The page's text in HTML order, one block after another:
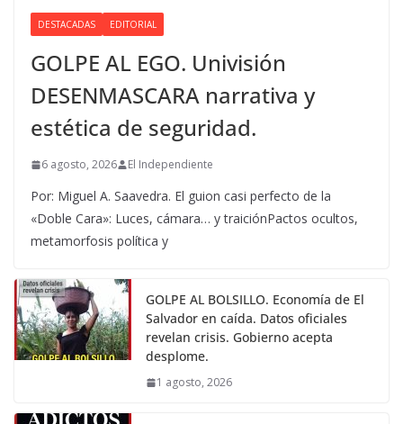
DESTACADAS EDITORIAL
GOLPE AL EGO. Univisión
DESENMASCARA narrativa y
estética de seguridad.
6 agosto, 2026 El Independiente
Por: Miguel A. Saavedra. El guion casi perfecto de la
«Doble Cara»: Luces, cámara… y traiciónPactos ocultos,
metamorfosis política y
GOLPE AL BOLSILLO. Economía de El
Salvador en caída. Datos oficiales
revelan crisis. Gobierno acepta
desplome.
1 agosto, 2026